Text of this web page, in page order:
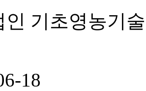
인 기초영농기
18